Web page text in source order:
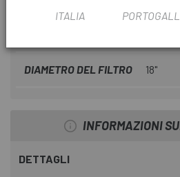
DIAMETRO DEL FILTRO 18"
INFORMAZIONI
DETTAGLI
ITALIA